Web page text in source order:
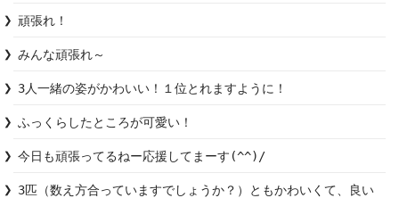
頑張れ！
みんな頑張れ～
3人一緒の姿がかわいい！１位とれますように！
ふっくらしたところが可愛い！
今日も頑張ってるねー応援してまーす(^^)/
3匹（数え方合っていますでしょうか？）ともかわいくて、良い